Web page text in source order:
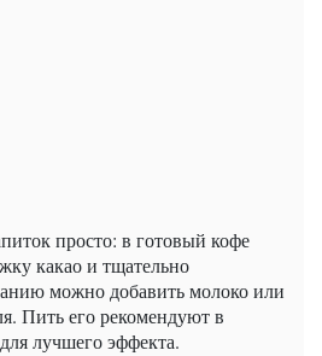
просто: в готовый кофе
какао и тщательно
можно добавить молоко или
Пить его рекомендуют в
лучшего эффекта.